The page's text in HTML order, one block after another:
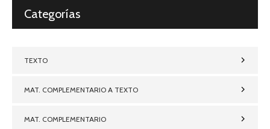
Categorías
TEXTO
MAT. COMPLEMENTARIO A TEXTO
MAT. COMPLEMENTARIO